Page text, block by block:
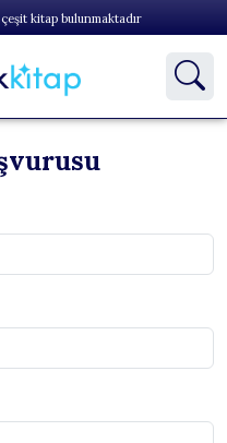
çeşit kitap bulunmaktadır